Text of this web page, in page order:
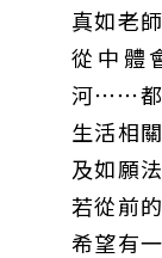
真如老
從中體
河⋯⋯都
生活相
及如願
若從前
希望有